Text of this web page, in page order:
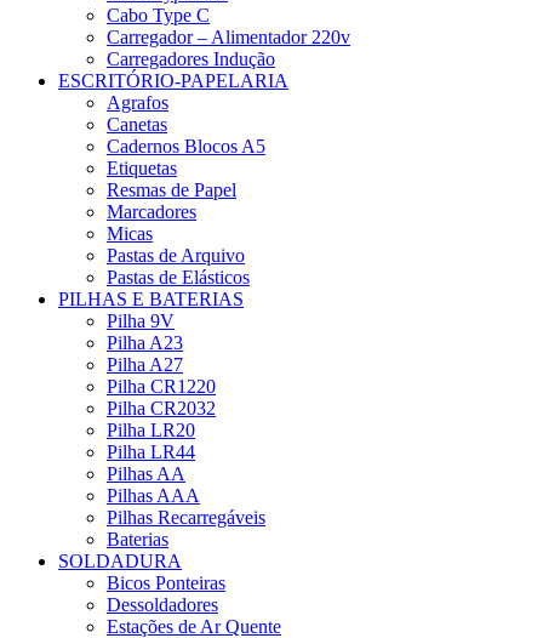
Cabo Type C
Carregador – Alimentador 220v
Carregadores Indução
ESCRITÓRIO-PAPELARIA
Agrafos
Canetas
Cadernos Blocos A5
Etiquetas
Resmas de Papel
Marcadores
Micas
Pastas de Arquivo
Pastas de Elásticos
PILHAS E BATERIAS
Pilha 9V
Pilha A23
Pilha A27
Pilha CR1220
Pilha CR2032
Pilha LR20
Pilha LR44
Pilhas AA
Pilhas AAA
Pilhas Recarregáveis
Baterias
SOLDADURA
Bicos Ponteiras
Dessoldadores
Estações de Ar Quente